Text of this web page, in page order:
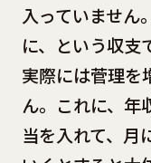
入っていません
に、という収支
実際には菅理を
ん。これに、年
当を入れて、月